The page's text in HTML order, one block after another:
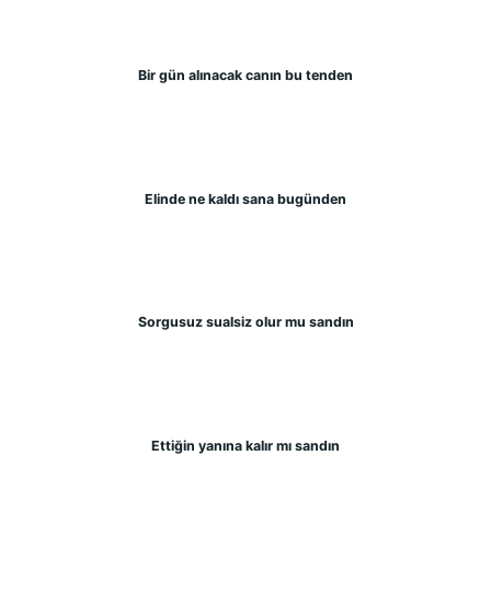
Bir gün alınacak canın bu tenden
Elinde ne kaldı sana bugünden
Sorgusuz sualsiz olur mu sandın
Ettiğin yanına kalır mı sandın